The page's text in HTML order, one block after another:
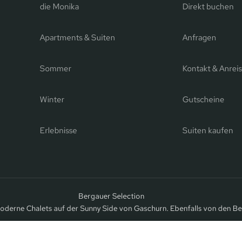
die Monika
Apartments & Suiten
Sommer
Winter
Erlebnisse
Direkt buchen
Anfragen
Kontakt &
Gutscheine
Suiten kaufen
Bergauer Selection
Chalets auf der Sunny Side von Gaschurn. Ebenfalls von den